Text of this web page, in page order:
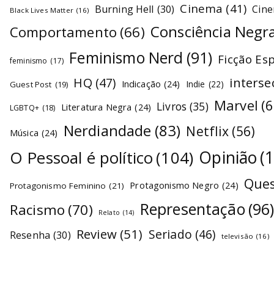
Black Lives Matter (16) Burning Hell (30) Cinema (41)
Comportamento (66) Consciência
feminismo (17) Feminismo Nerd (91) Ficção
Guest Post (19) HQ (47) Indicação (24) Indie (22)
LGBTQ+ (18) Literatura Negra (24) Livros (35) Marvel
Música (24) Nerdiandade (83) Netflix (56)
O Pessoal é político(104) Opinião
Protagonismo Feminino (21) Protagonismo Negro (24)
Racismo (70) Relato (14) Representação (96)
Resenha (30) Review (51) Seriado (46) televisão (16)